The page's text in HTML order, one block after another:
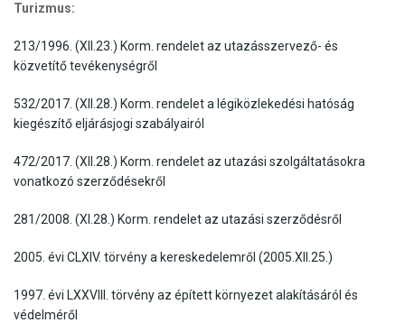
Turizmus:
213/1996. (XII.23.) Korm. rendelet az utazásszervező- és
közvetítő tevékenységről
532/2017. (XII.28.) Korm. rendelet a légiközlekedési hatóság
kiegészítő eljárásjogi szabályairól
472/2017. (XII.28.) Korm. rendelet az utazási szolgáltatásokra
vonatkozó szerződésekről
281/2008. (XI.28.) Korm. rendelet az utazási szerződésről
2005. évi CLXIV. törvény a kereskedelemről (2005.XII.25.)
1997. évi LXXVIII. törvény az épített környezet alakításáról és
védelméről